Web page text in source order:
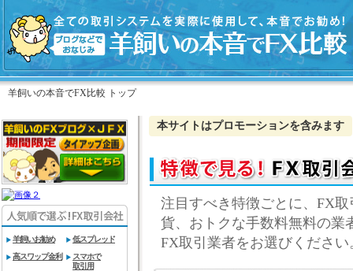
羊飼いの本音でFX比較 トップ
羊飼いお勧め
低スプレッド
高スワップ金利
スマホで
取引用
本サイトはプロモーションを含みます
注目すべき特徴ごとに、FX
貨、おトクな手数料無料の業
FX取引業者をお選びください